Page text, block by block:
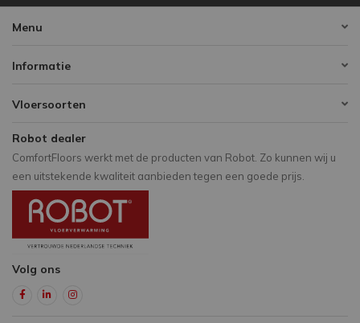
Menu
Informatie
Vloersoorten
Robot dealer
ComfortFloors werkt met de producten van Robot. Zo kunnen wij u
een uitstekende kwaliteit aanbieden tegen een goede prijs.
Volg ons